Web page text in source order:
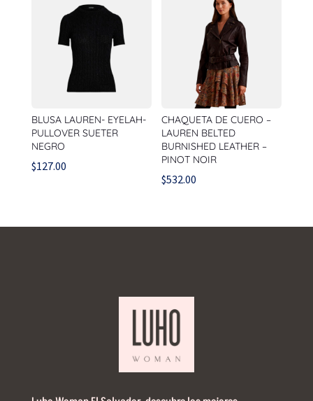
BLUSA LAUREN- EYELAH-
PULLOVER SUETER
NEGRO
$127.00
CHAQUETA DE CUERO –
LAUREN BELTED
BURNISHED LEATHER –
PINOT NOIR
$532.00